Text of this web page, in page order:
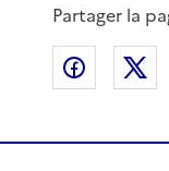
Partager la